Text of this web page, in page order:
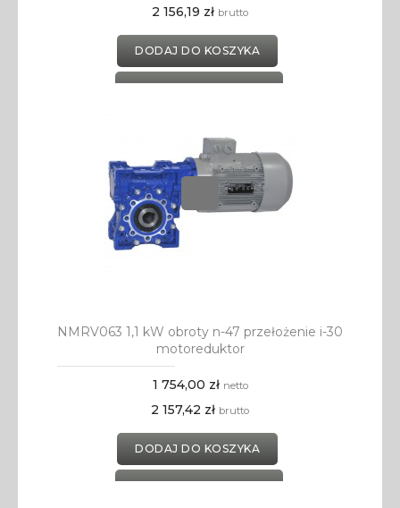
2 156,19 zł brutto
DODAJ DO KOSZYKA
DODAJ DO SCHOWKA
NMRV063 1,1 kW obroty n-47 przełożenie i-30
motoreduktor
1 754,00 zł netto
2 157,42 zł brutto
DODAJ DO KOSZYKA
DODAJ DO SCHOWKA